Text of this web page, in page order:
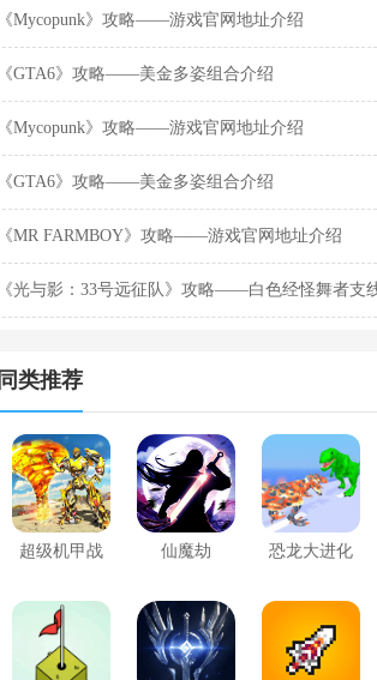
《Mycopunk》攻略——游戏官网地址介绍
《GTA6》攻略——美金多姿组合介绍
《Mycopunk》攻略——游戏官网地址介绍
《GTA6》攻略——美金多姿组合介绍
《MR FARMBOY》攻略——游戏官网地址介绍
《光与影：33号远征队》攻略——白色经怪舞者支
同类推荐
超级机甲战 仙魔劫 恐龙大进化